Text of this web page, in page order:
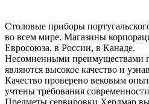
Столовые приборы
во всем мире. Магазины
Евросоюза, в России, в Канаде.
Несомненными преимуществами
являются высокое качество и
Качество проверено вековым
учтены требования